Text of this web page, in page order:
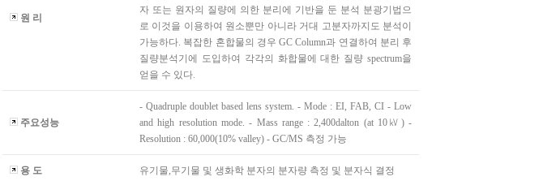
원 리
자 또는 원자의 질량에 의한 분리에 기반을 둔 분석 분광기법으
로 이것을 이용하여 원소뿐만 아니라 거대 고분자까지도 분석이
가능하다. 복잡한 혼합물의 경우 GC Column과 연결하여 분리 후
질량분석기에 도입하여 각각의 화합물에 대한 질량 spectrum을
얻을 수 있다.
주요성능
- Quadruple doublet based lens system. - Mode : EI, FAB, CI - Low
and high resolution mode. - Mass range : 2,400dalton (at 10㎸) -
Resolution : 60,000(10% valley) - GC/MS 측정 가능
용 도 유기물,무기물 및 생화학 분자의 분자량 측정 및 분자식 결정